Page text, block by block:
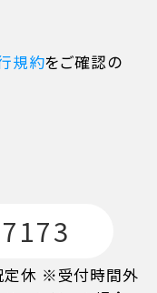
規約をご確認の
定休 ※受付時間外